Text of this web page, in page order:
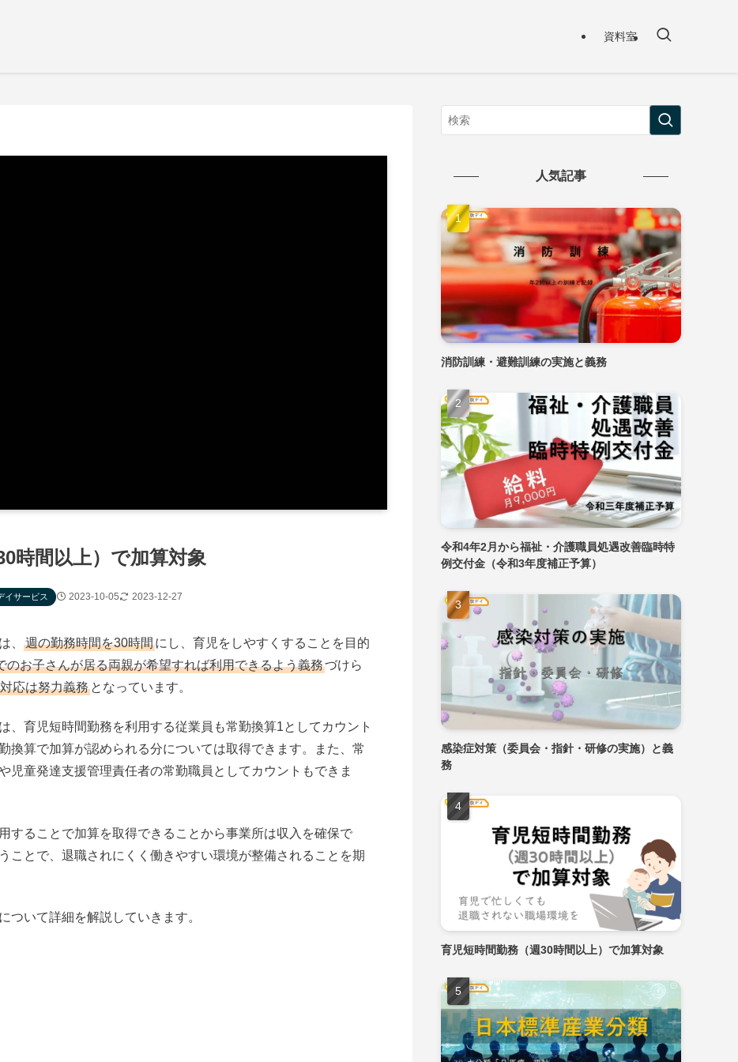
資料室
時間以上）で加算対象
イサービス 2023-10-05 2023-12-27
、 週の勤務時間を30時間にし、育児をしやすくすることを目的
のお子さんが居る両親が希望すれば利用できるよう義務づけら
応は努力義務 となっています。
、育児短時間勤務を利用する従業員も常勤換算1としてカウント
換算で加算が認められる分については取得できます。また、常
児童発達支援管理責任者の常勤職員としてカウントもできま
することで加算を取得できることから事業所は収入を確保で
ことで、退職されにくく働きやすい環境が整備されることを期
ついて詳細を解説していきます。
人気記事
消防訓練・避難訓練の実施と義務
令和4年2月から福祉・介護職員処遇改善臨時特
例交付金（令和3年度補正予算）
感染症対策（委員会・指針・研修の実施）と義
務
育児短時間勤務（週30時間以上）で加算対象